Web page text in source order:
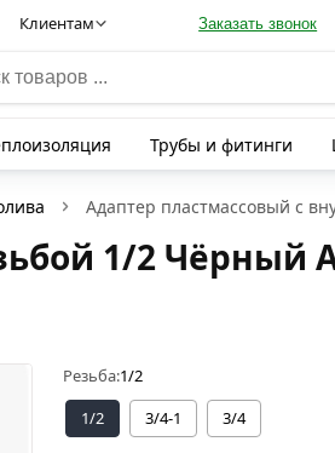
Клиентам Заказать звонок
Трубы и фитинги
Адаптер пластмассовый с
1/2 Чёрный
Резьба:1/2
1/2
3/4-1 3/4